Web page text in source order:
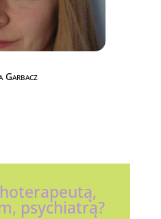
Garbacz
psychiatrą?